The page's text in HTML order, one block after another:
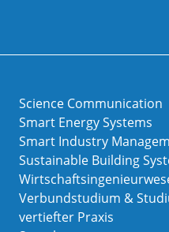
Science Communication
Smart Energy Systems
Smart Industry
Sustainable Building
Verbundstudium &
vertiefter Praxis